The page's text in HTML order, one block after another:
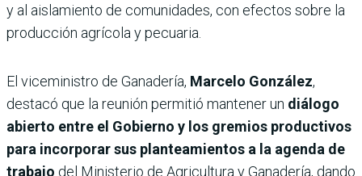
y al aislamiento de comunidades, con efectos sobre la
producción agrícola y pecuaria.
El viceministro de Ganadería, Marcelo González,
destacó que la reunión permitió mantener un diálogo
abierto entre el Gobierno y los gremios productivos
para incorporar sus planteamientos a la agenda de
trabajo del Ministerio de Agricultura y Ganadería, dando